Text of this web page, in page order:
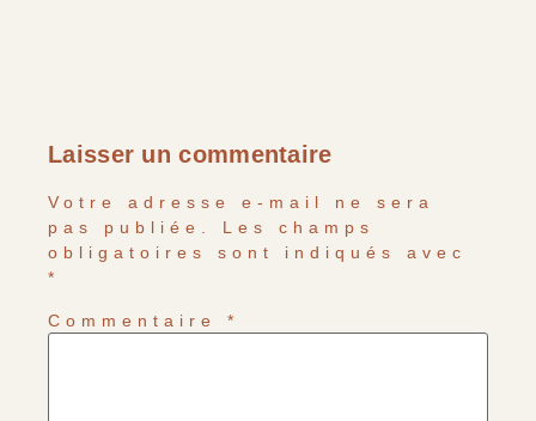
Laisser un commentaire
Votre adresse e-mail ne sera
pas publiée.
Les champs
obligatoires sont indiqués avec
*
Commentaire *